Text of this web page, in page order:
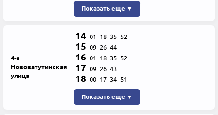
Показать еще ▼
4-я
Нововатутинская
улица
14 01 18 35 52
15 09 26 44
16 01 18 35 52
17 09 26 43
18 00 17 34 51
Показать еще ▼